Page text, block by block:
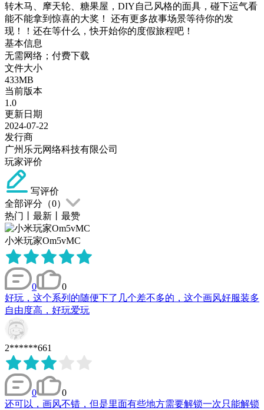
转木马、摩天轮、糖果屋，DIY自己风格的面具，碰下运气看
能不能拿到惊喜的大奖！ 还有更多故事场景等待你的发
现！！还在等什么，快开始你的度假旅程吧！
基本信息
无需网络；付费下载
文件大小
433MB
当前版本
1.0
更新日期
2024-07-22
发行商
广州乐元网络科技有限公司
玩家评价
写评价
全部评分（0）
热门
最新 最赞
小米玩家Om5vMC
0
0
好玩，这个系列的随便下了几个差不多的，这个画风好服装多
自由度高，好玩爱玩
2******661
0
0
还可以，画风不错，但是里面有些地方需要解锁一次只能解锁